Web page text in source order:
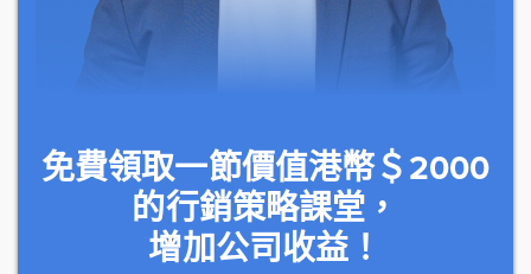
免費領取一節價值港幣＄2000
的行銷策略課堂，
增加公司收益！